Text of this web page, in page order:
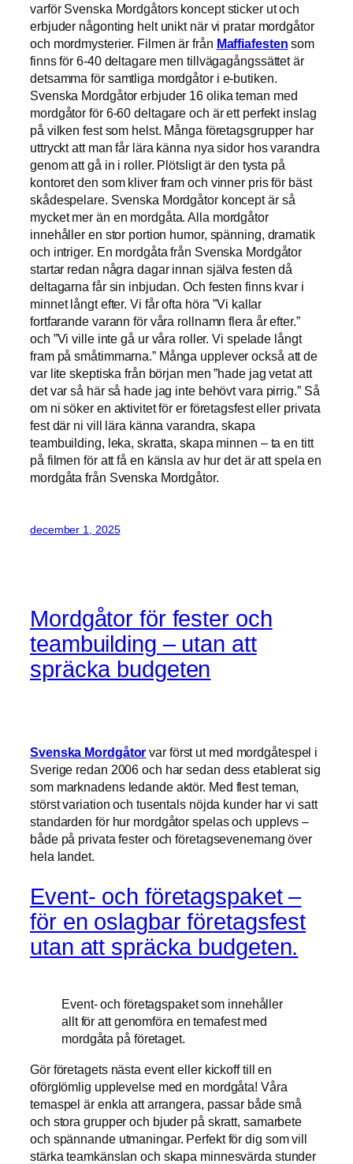
varför Svenska Mordgåtors koncept sticker ut och
erbjuder någonting helt unikt när vi pratar mordgåtor
och mordmysterier. Filmen är från Maffiafesten som
finns för 6-40 deltagare men tillvägagångssättet är
detsamma för samtliga mordgåtor i e-butiken.
Svenska Mordgåtor erbjuder 16 olika teman med
mordgåtor för 6-60 deltagare och är ett perfekt inslag
på vilken fest som helst. Många företagsgrupper har
uttryckt att man får lära känna nya sidor hos varandra
genom att gå in i roller. Plötsligt är den tysta på
kontoret den som kliver fram och vinner pris för bäst
skådespelare. Svenska Mordgåtor koncept är så
mycket mer än en mordgåta. Alla mordgåtor
innehåller en stor portion humor, spänning, dramatik
och intriger. En mordgåta från Svenska Mordgåtor
startar redan några dagar innan själva festen då
deltagarna får sin inbjudan. Och festen finns kvar i
minnet långt efter. Vi får ofta höra ”Vi kallar
fortfarande varann för våra rollnamn flera år efter.”
och ”Vi ville inte gå ur våra roller. Vi spelade långt
fram på småtimmarna.” Många upplever också att de
var lite skeptiska från början men ”hade jag vetat att
det var så här så hade jag inte behövt vara pirrig.” Så
om ni söker en aktivitet för er företagsfest eller privata
fest där ni vill lära känna varandra, skapa
teambuilding, leka, skratta, skapa minnen – ta en titt
på filmen för att få en känsla av hur det är att spela en
mordgåta från Svenska Mordgåtor.
december 1, 2025
Mordgåtor för fester och
teambuilding – utan att
spräcka budgeten
Svenska Mordgåtor var först ut med mordgåtespel i
Sverige redan 2006 och har sedan dess etablerat sig
som marknadens ledande aktör. Med flest teman,
störst variation och tusentals nöjda kunder har vi satt
standarden för hur mordgåtor spelas och upplevs –
både på privata fester och företagsevenemang över
hela landet.
Event- och företagspaket –
för en oslagbar företagsfest
utan att spräcka budgeten.
Event- och företagspaket som innehåller
allt för att genomföra en temafest med
mordgåta på företaget.
Gör företagets nästa event eller kickoff till en
oförglömlig upplevelse med en mordgåta! Våra
temaspel är enkla att arrangera, passar både små
och stora grupper och bjuder på skratt, samarbete
och spännande utmaningar. Perfekt för dig som vill
stärka teamkänslan och skapa minnesvärda stunder